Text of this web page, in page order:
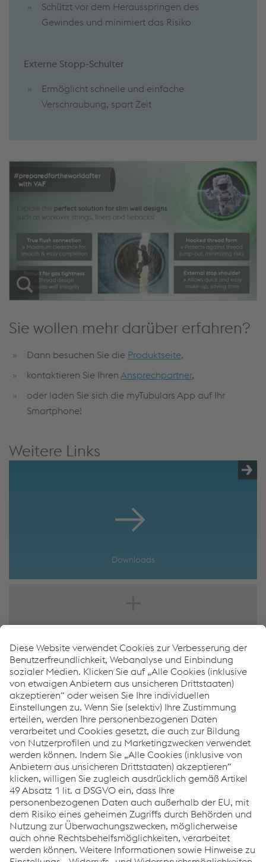
Schützt vor dem Herausspringen des
Gewindes und minimiert das Risiko
Externe Stopp-Schulter
Ermöglicht schnelle und einfache
Verschraubung, spart Zeit
Sie wollen mehr darüber erfahren?
Dann besuchen Sie die Produktseite,
kontaktieren Sie Ihren Ansprechpartner,
oder laden Sie sich die myTubulars App auf Ihr
Smartphone!
Weitere Links
Downloads
Verkauf Kontakte
Der richtige Ansprechpartner für Ihre Region
Verkauf Kontakte
Downloads